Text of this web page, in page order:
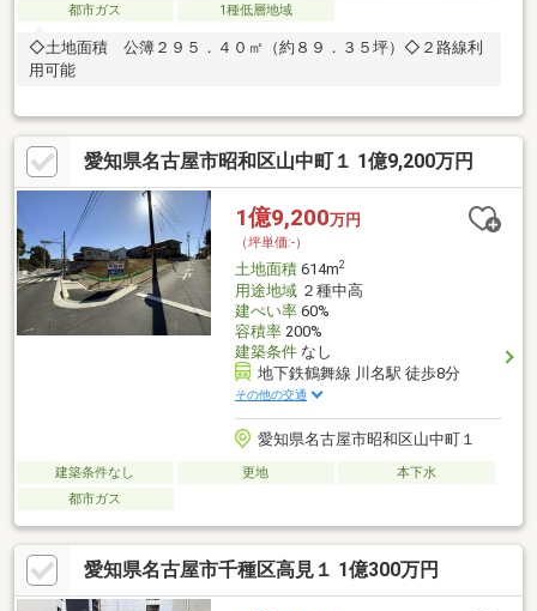
都市ガス
1種低層地域
◇土地面積 公簿２９５．４０㎡（約８９．３５坪）◇２路線利
用可能
愛知県名古屋市昭和区山中町１ 1億9,200万円
1億9,200万円
（坪単価:-）
土地面積614m2
用途地域２種中高
建ぺい率60%
容積率200%
建築条件なし
地下鉄鶴舞線 川名駅 徒歩8分
その他の交通
愛知県名古屋市昭和区山中町１
建築条件なし 更地
本下水
都市ガス
愛知県名古屋市千種区高見１ 1億300万円